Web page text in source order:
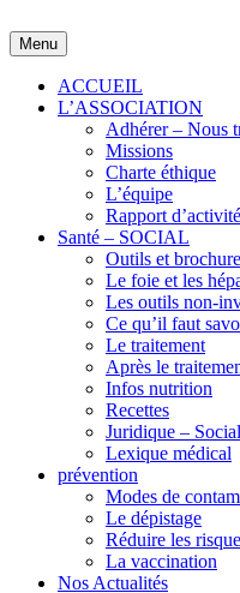
to
content
Menu
ACCUEIL
L’ASSOCIATION
Adhérer – Nous
Missions
Charte éthique
L’équipe
Rapport d’activité
Santé – SOCIAL
Outils et
Le foie et les
Les outils non-
Ce qu’il faut
Le traitement
Après le
Infos nutrition
Recettes
Juridique – Social
Lexique médical
prévention
Modes de
Le dépistage
Réduire les
La vaccination
Nos Actualités